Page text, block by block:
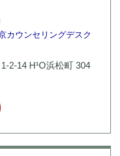
京カウンセリングデスク
2-14 H¹O浜松町 304